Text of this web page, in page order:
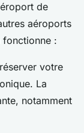
de
aéroports
fonctionne :
votre
La
notamment